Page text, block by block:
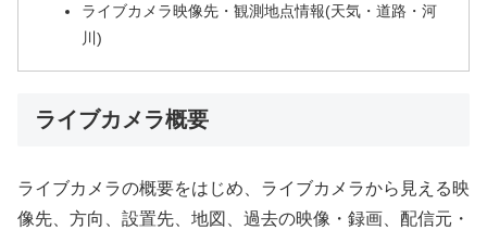
ライブカメラ映像先・観測地点情報(天気・道路・河
川)
ライブカメラ概要
ライブカメラの概要をはじめ、ライブカメラから見える映
像先、方向、設置先、地図、過去の映像・録画、配信元・